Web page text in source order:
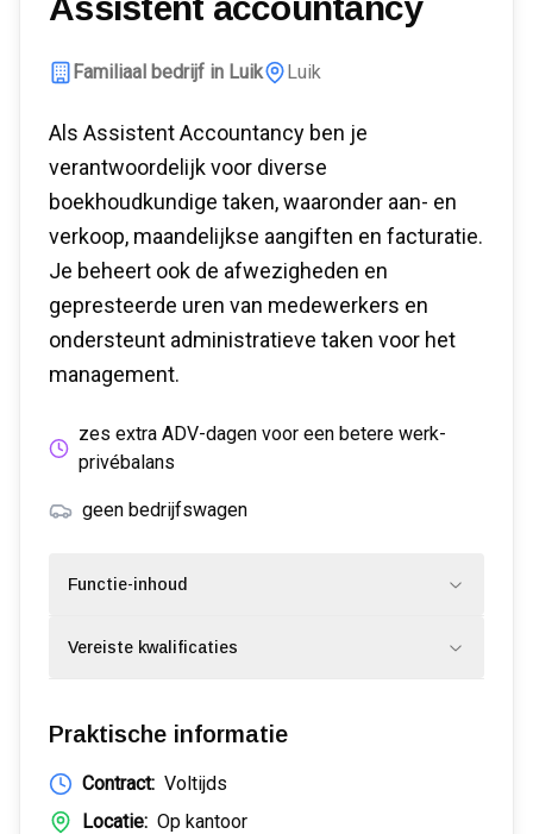
Familiaal bedrijf in Luik Luik
Als Assistent Accountancy ben je
verantwoordelijk voor diverse
boekhoudkundige taken, waaronder aan- en
verkoop, maandelijkse aangiften en facturatie.
Je beheert ook de afwezigheden en
gepresteerde uren van medewerkers en
ondersteunt administratieve taken voor het
management.
zes extra ADV-dagen voor een betere werk-
privébalans
geen bedrijfswagen
Functie-inhoud
Vereiste kwalificaties
Praktische informatie
Contract: Voltijds
Locatie: Op kantoor